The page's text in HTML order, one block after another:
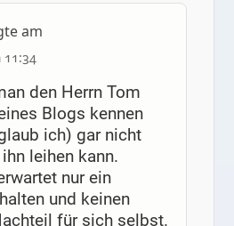
am
11:34
den Herrn Tom
Blogs kennen
ich) gar nicht
leihen kann.
nur ein
und keinen
für sich selbst.